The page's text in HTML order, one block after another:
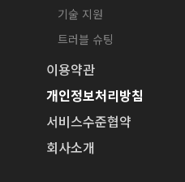
기술 지원
트러블 슈팅
이용약관
개인정보처리방침
서비스수준협약
회사소개